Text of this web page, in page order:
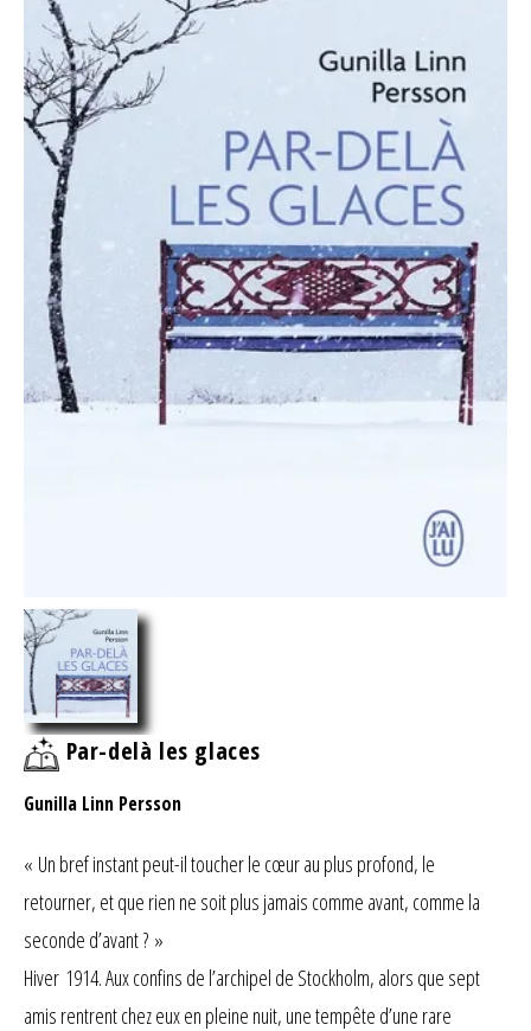
Par-delà les glaces
Gunilla Linn Persson
« Un bref instant peut-il toucher le cœur au plus profond, le
retourner, et que rien ne soit plus jamais comme avant, comme la
seconde d’avant ? »
Hiver 1914. Aux confins de l’archipel de Stockholm, alors que sept
amis rentrent chez eux en pleine nuit, une tempête d’une rare